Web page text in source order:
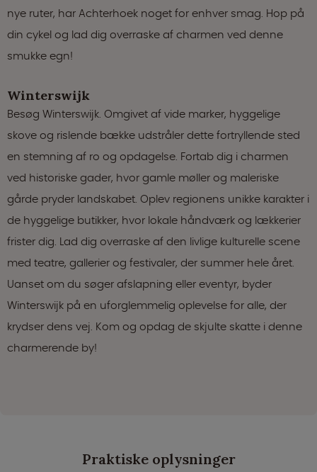
nye ruter, har Achterhoek noget for enhver smag. Hop på
din cykel og lad dig overraske af charmen ved denne
smukke egn!
Winterswijk
Besøg Winterswijk. Omgivet af vide marker, hyggelige
skove og rislende bække udstråler dette fortryllende sted
en stemning af ro og opdagelse. Fortab dig i charmen
ved historiske gader, hvor gamle møller og maleriske
gårde pryder landskabet. Oplev regionens unikke karakter i
de hyggelige butikker, hvor lokale håndværk og lækkerier
frister dig. Lad dig overraske af den livlige kulturelle scene
med teatre, gallerier og festivaler, der summer hele året.
Uanset om du søger afslapning eller eventyr, byder
Winterswijk på en uforglemmelig oplevelse for alle, der
krydser dens vej. Kom og opdag de skjulte skatte i denne
charmerende by!
Praktiske oplysninger